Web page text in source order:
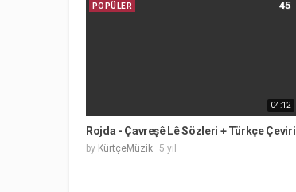
04:12
45
POPÜLER
Rojda - Çavreşê Lê Sözleri + Türkçe Çeviri
by KürtçeMüzik 5 yıl